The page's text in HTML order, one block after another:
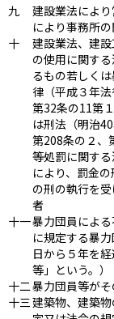
九
建設業法によ
により事務所
十
建設業法、建
の使用に関す
るもの若しく
律（平成３年
第32条の11第
は刑法（明治
第208条の２、
等処罰に関す
により、罰金
の刑の執行を
者
十一暴力団員によ
に規定する暴
日から５年を
等」という。）
十二暴力団員等が
十三建築物、建築